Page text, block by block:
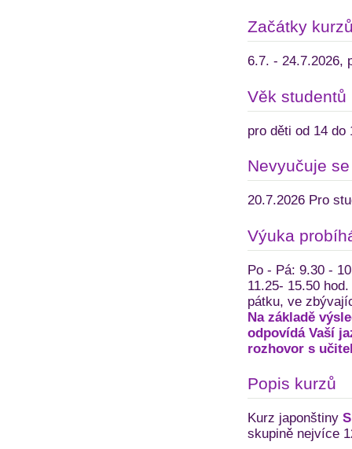
Začátky
6.7. - 24.7.2026,
Věk studentů
pro děti od 14 do
Nevyučuje se
20.7.2026 Pro
Výuka
Po - Pá: 9.30 -
11.25- 15.50
pátku, ve
Na základě
odpovídá Vaší
rozhovor s
Popis kurzů
Kurz japonštiny
skupině nejvíce